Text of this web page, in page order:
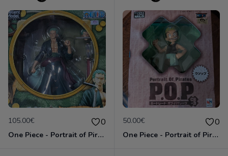
105.00€ 0
One Piece - Portrait of Pirates - Roronoa Zoro - Sailing Again
50.00€ 0
One Piece - Portrait of Pirates - Usopp - Chibi